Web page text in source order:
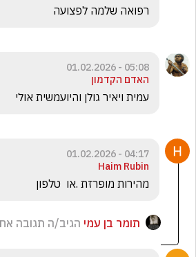
רפואה שלמה לפצועה
05:08 - 01.02.2026
האדם הקדמון
עמית ויאיר גולן והיועמשית אולי
04:17 - 01.02.2026
Haim Rubin
מהירות מופרזת .או  טלפון
תומר בן עמי הגיב/ה תגובה